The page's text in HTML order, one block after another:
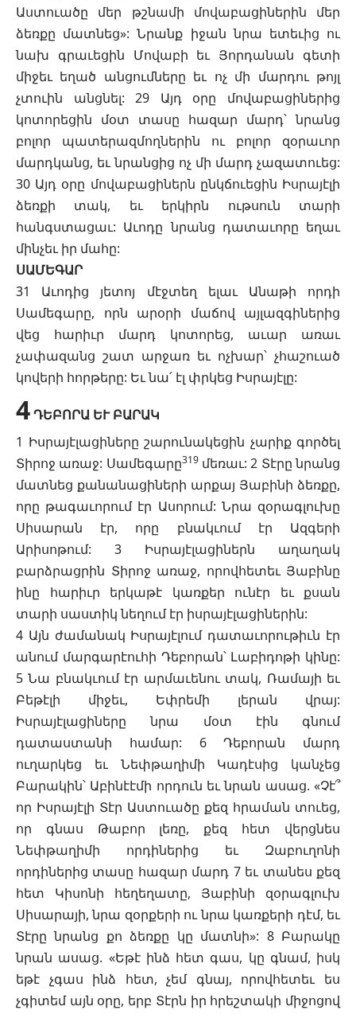
Աստուածը մեր թշնամի մովաբացիներին մեր
ձեռքը մատնեց»: Նրանք իջան նրա ետեւից ու
նախ գրաւեցին Մովաբի եւ Յորդանան գետի
միջեւ եղած անցումները եւ ոչ մի մարդու թոյլ
չտուին անցնել: 29 Այդ օրը մովաբացիներից
կոտորեցին մօտ տասը հազար մարդ՝ նրանց
բոլոր պատերազմողներին ու բոլոր զօրաւոր
մարդկանց, եւ նրանցից ոչ մի մարդ չազատուեց:
30 Այդ օրը մովաբացիներն ընկճուեցին Իսրայէլի
ձեռքի տակ, եւ երկիրն ութսուն տարի
հանգստացաւ: Աւոդը նրանց դատաւորը եղաւ
մինչեւ իր մահը:
ՍԱՄԵԳԱՐ
31 Աւոդից յետոյ մէջտեղ ելաւ Անաթի որդի
Սամեգարը, որն արօրի մաճով այլազգիներից
վեց հարիւր մարդ կոտորեց, աւար առաւ
չափազանց շատ արջառ եւ ոչխար՝ չհաշուած
կովերի հորթերը: Եւ նա՛ էլ փրկեց Իսրայէլը:
4ԴԵԲՈՐԱ ԵՒ ԲԱՐԱԿ
1 Իսրայէլացիները շարունակեցին չարիք գործել
Տիրոջ առաջ: Սամեգարը319մեռաւ: 2 Տէրը նրանց
մատնեց քանանացիների արքայ Յաբինի ձեռքը,
որը թագաւորում էր Ասորում: Նրա զօրագլուխը
Սիսարան էր, որը բնակւում էր Ազգերի
Արիսոթում: 3 Իսրայէլացիներն աղաղակ
բարձրացրին Տիրոջ առաջ, որովհետեւ Յաբինը
ինը հարիւր երկաթէ կառքեր ունէր եւ քսան
տարի սաստիկ նեղում էր իսրայէլացիներին:
4 Այն ժամանակ Իսրայէլում դատաւորութիւն էր
անում մարգարէուհի Դեբորան՝ Լաբիդոթի կինը:
5 Նա բնակւում էր արմաւենու տակ, Ռամայի եւ
Բեթէլի միջեւ, Եփրեմի լերան վրայ:
Իսրայէլացիները նրա մօտ էին գնում
դատաստանի համար: 6 Դեբորան մարդ
ուղարկեց եւ Նեփթաղիմի Կադէսից կանչեց
Բարակին՝ Աբինէէմի որդուն եւ նրան ասաց. «Չէ՞
որ Իսրայէլի Տէր Աստուածը քեզ հրաման տուեց,
որ գնաս Թաբոր լեռը, քեզ հետ վերցնես
Նեփթաղիմի որդիներից եւ Զաբուղոնի
որդիներից տասը հազար մարդ 7 եւ տանես քեզ
հետ Կիսոնի հեղեղատը, Յաբինի զօրագլուխ
Սիսարայի, նրա զօրքերի ու նրա կառքերի դէմ, եւ
Տէրը նրանց քո ձեռքը կը մատնի»: 8 Բարակը
նրան ասաց. «Եթէ ինձ հետ գաս, կը գնամ, իսկ
եթէ չգաս ինձ հետ, չեմ գնայ, որովհետեւ ես
չգիտեմ այն օրը, երբ Տէրն իր հրեշտակի միջոցով